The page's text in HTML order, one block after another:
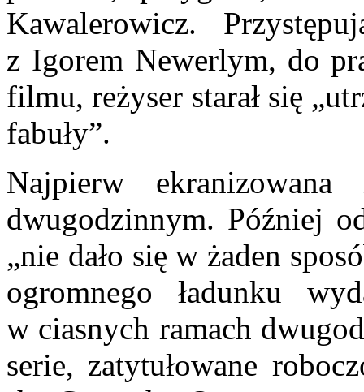
Kawalerowicz.
z Igorem Newerlym, do
filmu, reżyser starał się
fabuły”.
Najpierw ekranizowana
dwugodzinnym. Później
„nie dało się w żaden
ogromnego ładunku
w ciasnych ramach
serie, zatytułowane